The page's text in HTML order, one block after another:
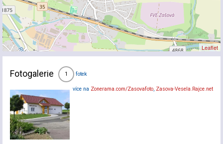
Leaflet
Fotogalerie 1 fotek
více na Zonerama.com/Zasovafoto, Zasova-Vesela.Rajce.net